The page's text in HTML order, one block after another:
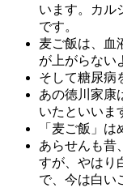
います。カル
です。
麦ご飯は、血
が上がらない
そして糖尿病
あの徳川家康
いたといいま
「麦ご飯」
あらせんも昔
すが、やはり
で、今は白い